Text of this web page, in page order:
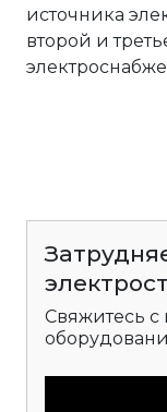
источника
второй и
Свяжитесь